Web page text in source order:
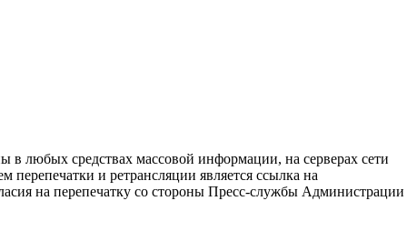
в любых средствах массовой информации, на серверах сети
и ретрансляции является ссылка на
на перепечатку со стороны Пресс-службы Администрации